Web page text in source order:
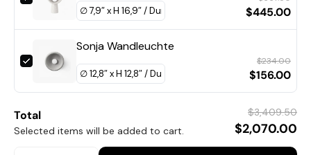
$445.00
Sonja Wandleuchte
$234.00
$156.00
Total
Selected items will be added to cart.
$3,409.50
$2,070.00